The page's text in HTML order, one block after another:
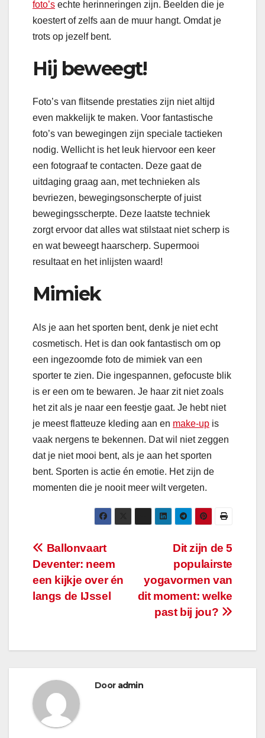
foto’s echte herinneringen zijn. Beelden die je
koestert of zelfs aan de muur hangt. Omdat je
trots op jezelf bent.
Hij beweegt!
Foto’s van flitsende prestaties zijn niet altijd
even makkelijk te maken. Voor fantastische
foto’s van bewegingen zijn speciale tactieken
nodig. Wellicht is het leuk hiervoor een keer
een fotograaf te contacten. Deze gaat de
uitdaging graag aan, met technieken als
bevriezen, bewegingsonscherpte of juist
bewegingsscherpte. Deze laatste techniek
zorgt ervoor dat alles wat stilstaat niet scherp is
en wat beweegt haarscherp. Supermooi
resultaat en het inlijsten waard!
Mimiek
Als je aan het sporten bent, denk je niet echt
cosmetisch. Het is dan ook fantastisch om op
een ingezoomde foto de mimiek van een
sporter te zien. Die ingespannen, gefocuste blik
is er een om te bewaren. Je haar zit niet zoals
het zit als je naar een feestje gaat. Je hebt niet
je meest flatteuze kleding aan en make-up is
vaak nergens te bekennen. Dat wil niet zeggen
dat je niet mooi bent, als je aan het sporten
bent. Sporten is actie én emotie. Het zijn de
momenten die je nooit meer wilt vergeten.
Bericht
navigatie
Dit zijn de 5
populairste
yogavormen van
dit moment: welke
past bij jou?
Ballonvaart
Deventer: neem
een kijkje over én
langs de IJssel
Door admin